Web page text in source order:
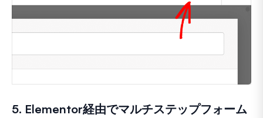
5. Elementor経由でマルチステップフォーム